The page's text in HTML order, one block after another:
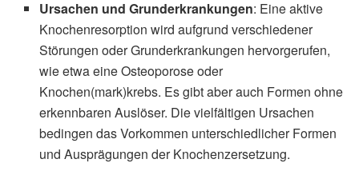
Ursachen und Grunderkrankungen: Eine aktive
Knochenresorption wird aufgrund verschiedener
Störungen oder Grunderkrankungen hervorgerufen,
wie etwa eine Osteoporose oder
Knochen(mark)krebs. Es gibt aber auch Formen ohne
erkennbaren Auslöser. Die vielfältigen Ursachen
bedingen das Vorkommen unterschiedlicher Formen
und Ausprägungen der Knochenzersetzung.